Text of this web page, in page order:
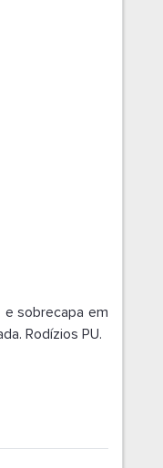
e sobrecapa em
Rodízios PU.